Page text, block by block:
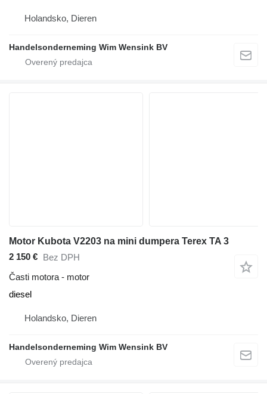
Holandsko, Dieren
Handelsonderneming Wim Wensink BV
Motor Kubota V2203 na mini dumpera Terex TA 3
2 150 €
Bez DPH
Časti motora - motor
diesel
Holandsko, Dieren
Handelsonderneming Wim Wensink BV